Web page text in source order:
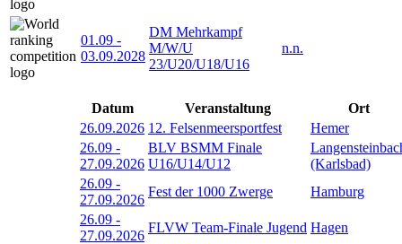
01.09 -
03.09.2028
DM Mehrkampf
M/W/U
23/U20/U18/U16
n.n.
Datum Veranstaltung
Ort
26.09.2026 12. Felsenmeersportfest
Hemer
26.09 -
27.09.2026
BLV BSMM Finale
U16/U14/U12
(Karlsbad)
26.09 -
27.09.2026
Fest der 1000 Zwerge
Hamburg
26.09 -
27.09.2026
FLVW Team-Finale Jugend Hagen